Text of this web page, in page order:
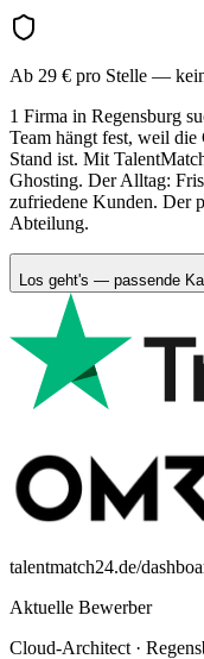
Ab 29 € pro Stelle —
1 Firma in Regensburg
Team hängt fest, weil
Stand ist. Mit
Ghosting. Der Alltag:
zufriedene Kunden. Der
Abteilung.
Los geht's — passende
talentmatch24.de/
Aktuelle Bewerber
Cloud-Architect ·